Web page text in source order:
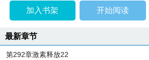
加入书架 开始阅读
最新章节
第292章激素释放22